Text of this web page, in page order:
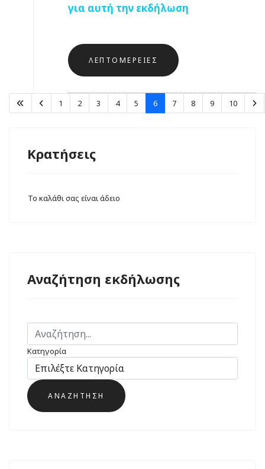
για αυτή την εκδήλωση
ΛΕΠΤΟΜΈΡΕΙΕΣ
1 2 3 4 5 6 7 8 9 10
Κρατήσεις
Το καλάθι σας είναι άδειο
Αναζήτηση εκδήλωσης
Κατηγορία